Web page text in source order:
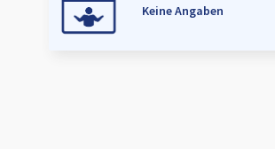
Keine Angaben